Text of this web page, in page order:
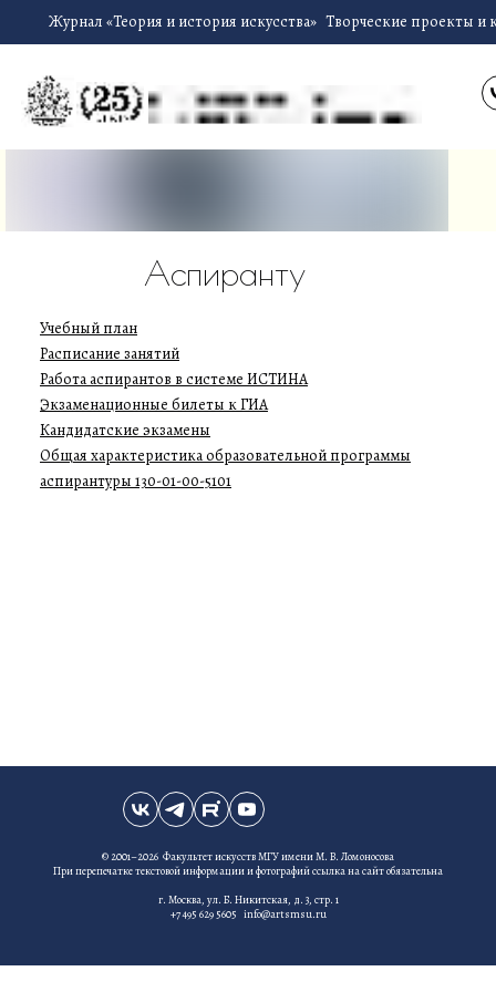
Журнал «Теория и история искусства» Творческие проекты и
Учебный план
Расписание занятий
Работа аспирантов в системе ИСТИНА
Экзаменационные билеты к ГИА
Кандидатские экзамены
Общая характеристика образовательной программы
аспирантуры 130-01-00-5101
Аспиранту
© 2001–2026 Факультет искусств МГУ имени М. В. Ломоносова
При перепечатке текстовой информации и фотографий ссылка на сайт обязательна
г. Москва, ул. Б. Никитская, д. 3, стр. 1
+7 495 629 5605 info@artsmsu.ru